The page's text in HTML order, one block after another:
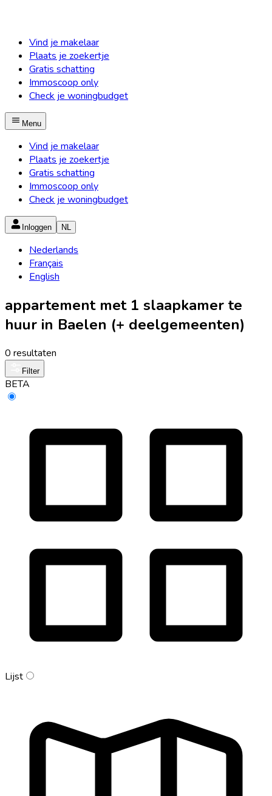
Vind je makelaar
Plaats je zoekertje
Gratis schatting
Immoscoop only
Check je woningbudget
Menu
Vind je makelaar
Plaats je zoekertje
Gratis schatting
Immoscoop only
Check je woningbudget
Inloggen NL
Nederlands
Français
English
appartement met 1 slaapkamer te
huur in Baelen (+ deelgemeenten)
0 resultaten
Filter
BETA
Lijst